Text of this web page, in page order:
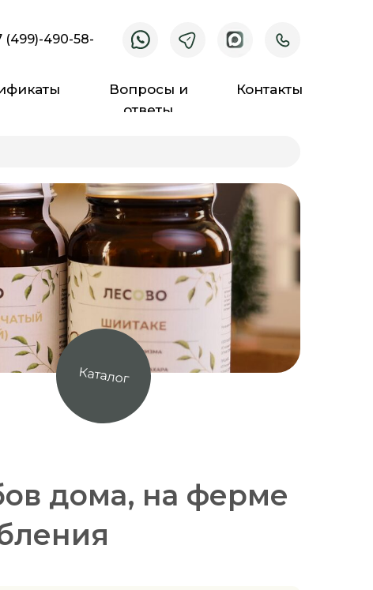
Контакты
Вопросы и
ответы
(499)-490-58-
Каталог
дома, на ферме